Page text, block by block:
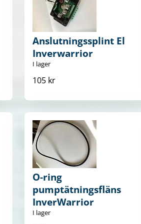
Anslutningssplint El
Inverwarrior
I lager
105 kr
O-ring
pumptätningsfläns
InverWarrior
I lager